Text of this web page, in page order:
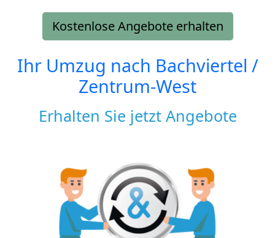
Kostenlose Angebote erhalten
Ihr Umzug nach Bachviertel /
Zentrum-West
Erhalten Sie jetzt Angebote